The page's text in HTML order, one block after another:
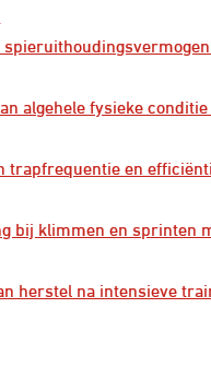
algehele fysieke conditie
trapfrequentie en
bij klimmen en sprinten
herstel na intensieve